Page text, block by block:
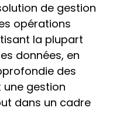
de gestion
opérations
la plupart
données, en
des
gestion
dans un cadre